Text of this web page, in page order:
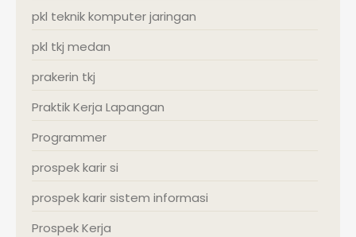
pkl teknik komputer jaringan
pkl tkj medan
prakerin tkj
Praktik Kerja Lapangan
Programmer
prospek karir si
prospek karir sistem informasi
Prospek Kerja